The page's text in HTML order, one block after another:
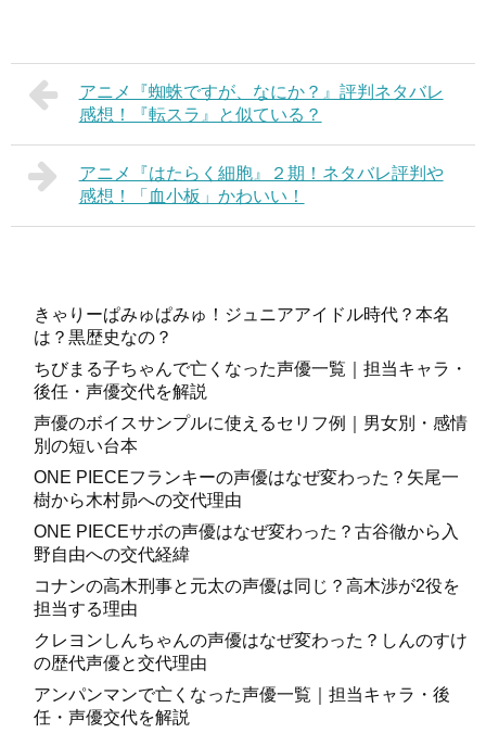
アニメ『蜘蛛ですが、なにか？』評判ネタバレ
感想！『転スラ』と似ている？
アニメ『はたらく細胞』２期！ネタバレ評判や
感想！「血小板」かわいい！
きゃりーぱみゅぱみゅ！ジュニアアイドル時代？本名
は？黒歴史なの？
ちびまる子ちゃんで亡くなった声優一覧｜担当キャラ・
後任・声優交代を解説
声優のボイスサンプルに使えるセリフ例｜男女別・感情
別の短い台本
ONE PIECEフランキーの声優はなぜ変わった？矢尾一
樹から木村昴への交代理由
ONE PIECEサボの声優はなぜ変わった？古谷徹から入
野自由への交代経緯
コナンの高木刑事と元太の声優は同じ？高木渉が2役を
担当する理由
クレヨンしんちゃんの声優はなぜ変わった？しんのすけ
の歴代声優と交代理由
アンパンマンで亡くなった声優一覧｜担当キャラ・後
任・声優交代を解説